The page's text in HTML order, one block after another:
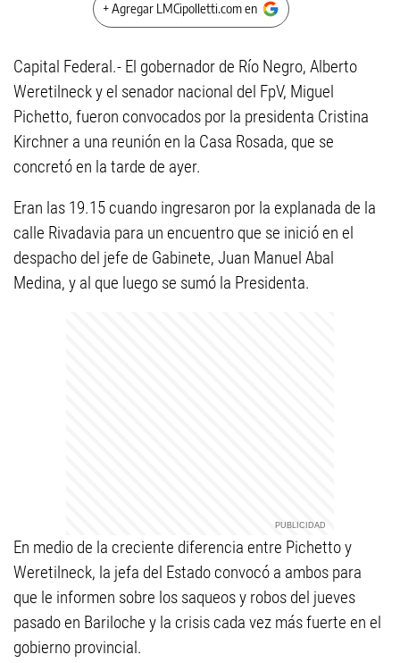
+ Agregar LMCipolletti.com en
Capital Federal.- El gobernador de Río Negro, Alberto
Weretilneck y el senador nacional del FpV, Miguel
Pichetto, fueron convocados por la presidenta Cristina
Kirchner a una reunión en la Casa Rosada, que se
concretó en la tarde de ayer.
Eran las 19.15 cuando ingresaron por la explanada de la
calle Rivadavia para un encuentro que se inició en el
despacho del jefe de Gabinete, Juan Manuel Abal
Medina, y al que luego se sumó la Presidenta.
En medio de la creciente diferencia entre Pichetto y
Weretilneck, la jefa del Estado convocó a ambos para
que le informen sobre los saqueos y robos del jueves
pasado en Bariloche y la crisis cada vez más fuerte en el
gobierno provincial.